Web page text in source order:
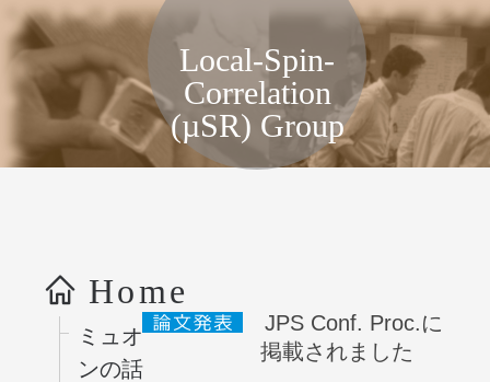
コンテンツへス
キップ
局所スピン相関物性グループ, KEK
Local-Spin-
Correlation
(µSR) Group
JPS Conf. Proc.に
掲載されました
Home
ミュオ
ンの話